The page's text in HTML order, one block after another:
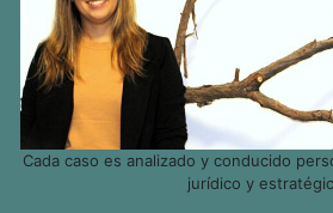
Cada caso es analizado y conducido
jurídico y